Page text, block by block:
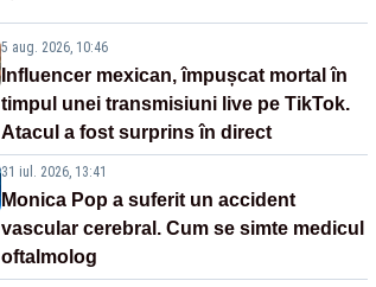
5 aug. 2026, 10:46
Influencer mexican, împușcat mortal în
timpul unei transmisiuni live pe TikTok.
Atacul a fost surprins în direct
31 iul. 2026, 13:41
Monica Pop a suferit un accident
vascular cerebral. Cum se simte medicul
oftalmolog